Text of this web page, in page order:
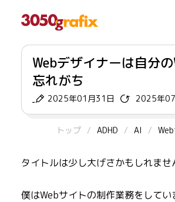
Webデザイナーは自分
忘れがち
2025年01月31日 2025年
トップ ADHD AI
タイトルは少し大げさかもしれま
僕はWebサイトの制作業務をしてい